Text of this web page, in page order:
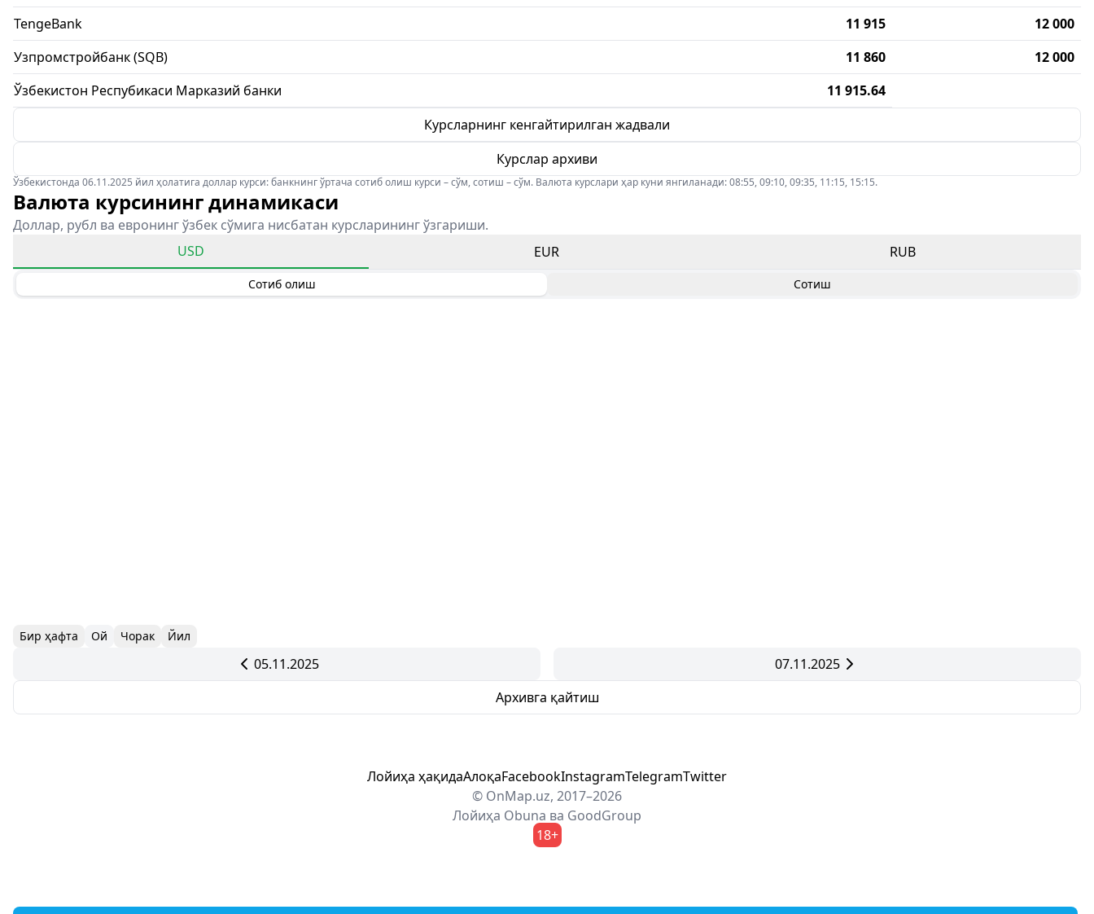
TengeBank
11 915
12 000
Узпромстройбанк (SQB)
11 860
12 000
Ўзбекистон Респубикаси Марказий банки
11 915.64
Курсларнинг кенгайтирилган жадвали
Курслар архиви
Ўзбекистонда 06.11.2025 йил ҳолатига доллар курси: банкнинг ўртача сотиб олиш курси – сўм, сотиш – сўм. Валюта курслари ҳар куни янгиланади: 08:55, 09:10, 09:35, 11:15, 15:15.
Валюта курсининг динамикаси
Доллар, рубл ва евронинг ўзбек сўмига нисбатан курсларининг ўзгариши.
USD
EUR RUB
Сотиб олиш Сотиш
Бир ҳафта Ой Чорак Йил
05.11.2025
07.11.2025
Архивга қайтиш
Лойиҳа ҳақидаАлоқаFacebookInstagramTelegramTwitter
© OnMap.uz, 2017–2026
Лойиҳа Obuna ва GoodGroup
18+